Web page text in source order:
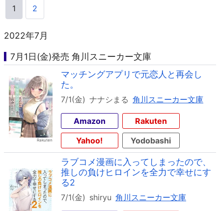
1 2
2022年7月
7月1日(金)発売 角川スニーカー文庫
マッチングアプリで元恋人と再会し
た。
7/1(金) ナナシまる 角川スニーカー文庫
Amazon
Rakuten
Yahoo!
Yodobashi
ラブコメ漫画に入ってしまったので、
推しの負けヒロインを全力で幸せにす
る2
7/1(金) shiryu 角川スニーカー文庫